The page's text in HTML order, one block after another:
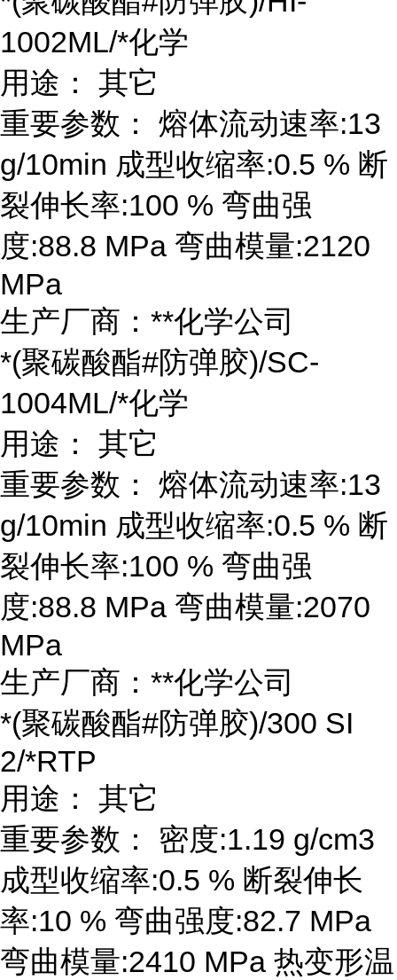
1002ML/*化学
用途： 其它
重要参数： 熔体流动速率:13
g/10min 成型收缩率:0.5 % 断
裂伸长率:100 % 弯曲强
度:88.8 MPa 弯曲模量:2120
MPa
生产厂商：**化学公司
*(聚碳酸酯#防弹胶)/SC-
1004ML/*化学
用途： 其它
重要参数： 熔体流动速率:13
g/10min 成型收缩率:0.5 % 断
裂伸长率:100 % 弯曲强
度:88.8 MPa 弯曲模量:2070
MPa
生产厂商：**化学公司
*(聚碳酸酯#防弹胶)/300 SI
2/*RTP
用途： 其它
重要参数： 密度:1.19 g/cm3
成型收缩率:0.5 % 断裂伸长
率:10 % 弯曲强度:82.7 MPa
弯曲模量:2410 MPa 热变形温